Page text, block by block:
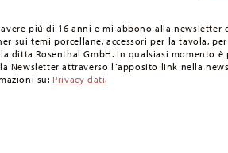
piú di 16 anni e mi abbono alla newsletter
sui temi porcellane, accessori per la tavola,
ditta Rosenthal GmbH. In qualsiasi momento è
Newsletter attraverso l´apposito link nella
su: Privacy dati.